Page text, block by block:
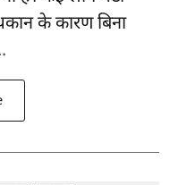
के कारण बिना